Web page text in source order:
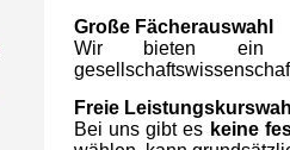
Große Fächerauswahl
Wir bieten ein
Freie Leistungskurswahl
Bei uns gibt es keine